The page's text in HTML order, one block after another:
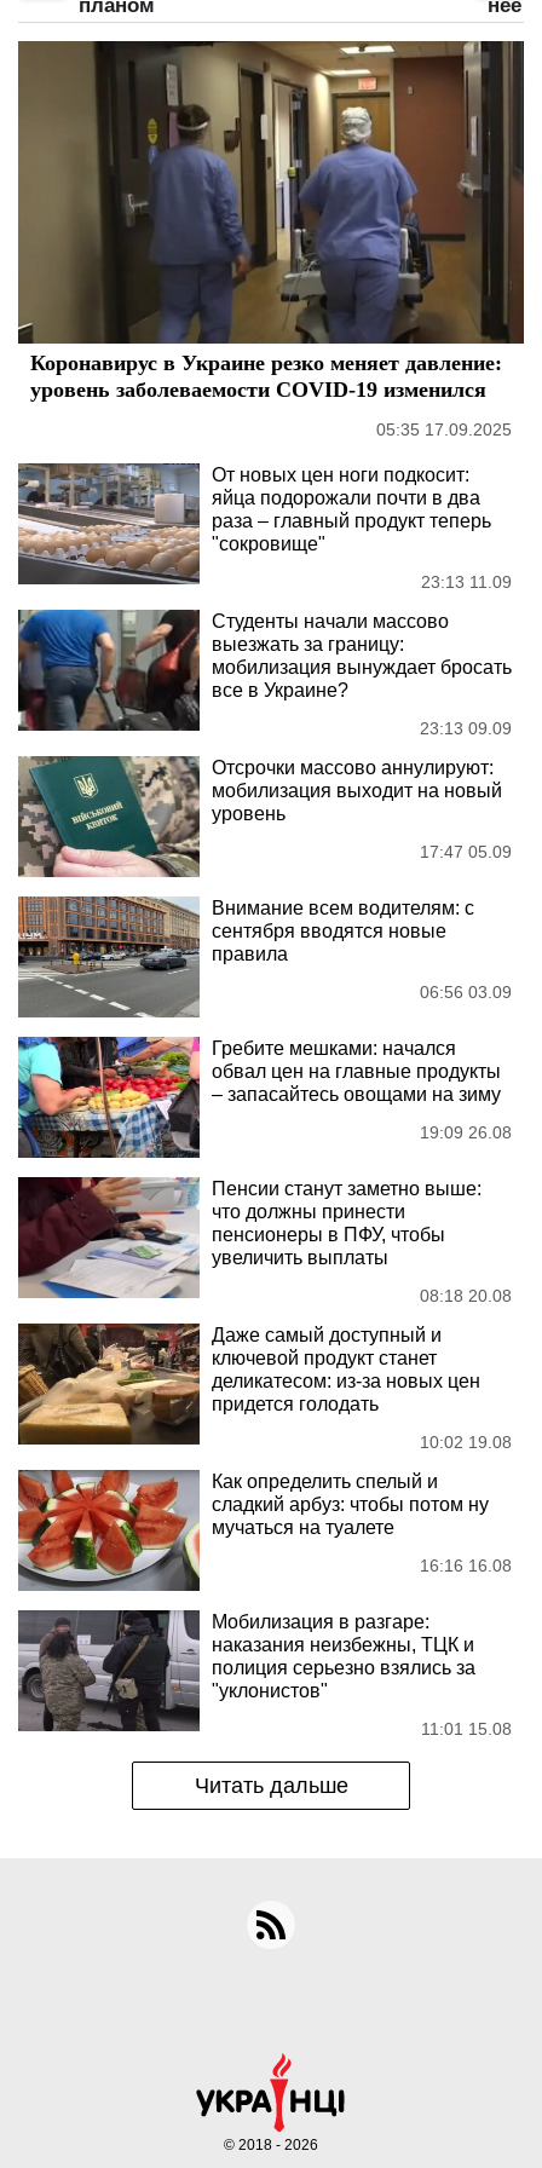
планом
нее
Коронавирус в Украине резко меняет давление:
уровень заболеваемости COVID-19 изменился
05:35 17.09.2025
От новых цен ноги подкосит:
яйца подорожали почти в два
раза – главный продукт теперь
"сокровище"
23:13 11.09
Студенты начали массово
выезжать за границу:
мобилизация вынуждает бросать
все в Украине?
23:13 09.09
Отсрочки массово аннулируют:
мобилизация выходит на новый
уровень
17:47 05.09
Внимание всем водителям: с
сентября вводятся новые
правила
06:56 03.09
Гребите мешками: начался
обвал цен на главные продукты
– запасайтесь овощами на зиму
19:09 26.08
Пенсии станут заметно выше:
что должны принести
пенсионеры в ПФУ, чтобы
увеличить выплаты
08:18 20.08
Даже самый доступный и
ключевой продукт станет
деликатесом: из-за новых цен
придется голодать
10:02 19.08
Как определить спелый и
сладкий арбуз: чтобы потом ну
мучаться на туалете
16:16 16.08
Мобилизация в разгаре:
наказания неизбежны, ТЦК и
полиция серьезно взялись за
"уклонистов"
11:01 15.08
Читать дальше
© 2018 - 2026